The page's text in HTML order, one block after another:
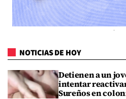
NOTICIAS DE HOY
Detienen a un
intentar
Sureños en